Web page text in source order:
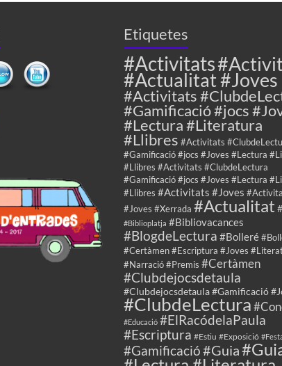
Etiquetes
#Activitats
#Actualitat #Joves
#Activitats
#Gamificació #jocs
#Lectura #Literatura
#Llibres #Activitats
#Gamificació #jocs #Joves #Lectura
#Llibres #Activitats #ClubdeLectura
#Gamificació #jocs #Joves #Lectura
#Llibres #Activitats #Joves
#Joves #Xerrada #Actualitat
#Biblioplatja #Bibliovacances
#BlogdeLectura #Bolleré
#Certàmen #Escriptura #Joves
#Narració #Premis #Certàmen
#Clubdejocsdetaula
#Clubdejocsdetaula #Gamificació
#ClubdeLectura
#Educació #ElRacódelaPaula
#Escriptura #Estiu #Exposició
#Gamificació#Guia